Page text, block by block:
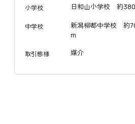
小学校 日和山小学校 約
中学校
新潟柳都中学校 約
m
取引態様 媒介